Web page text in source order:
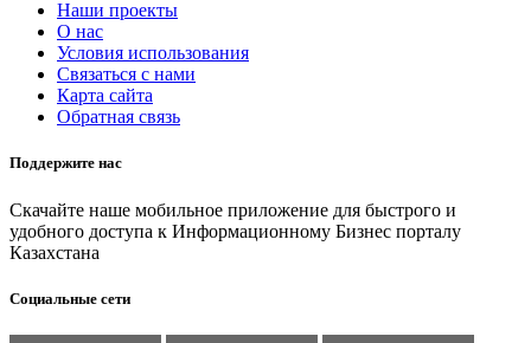
Наши проекты
О нас
Условия использования
Связаться с нами
Карта сайта
Обратная связь
Поддержите нас
Скачайте наше мобильное приложение для быстрого и
удобного доступа к Информационному Бизнес порталу
Казахстана
Социальные сети